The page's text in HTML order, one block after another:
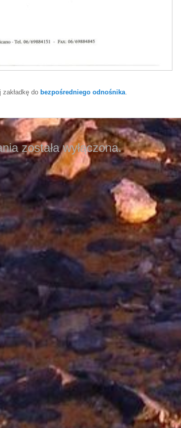
zakładkę do bezpośredniego odnośnika.
została wyłączona.